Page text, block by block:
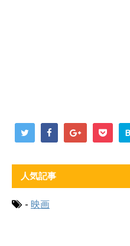
人気記事
- 映画